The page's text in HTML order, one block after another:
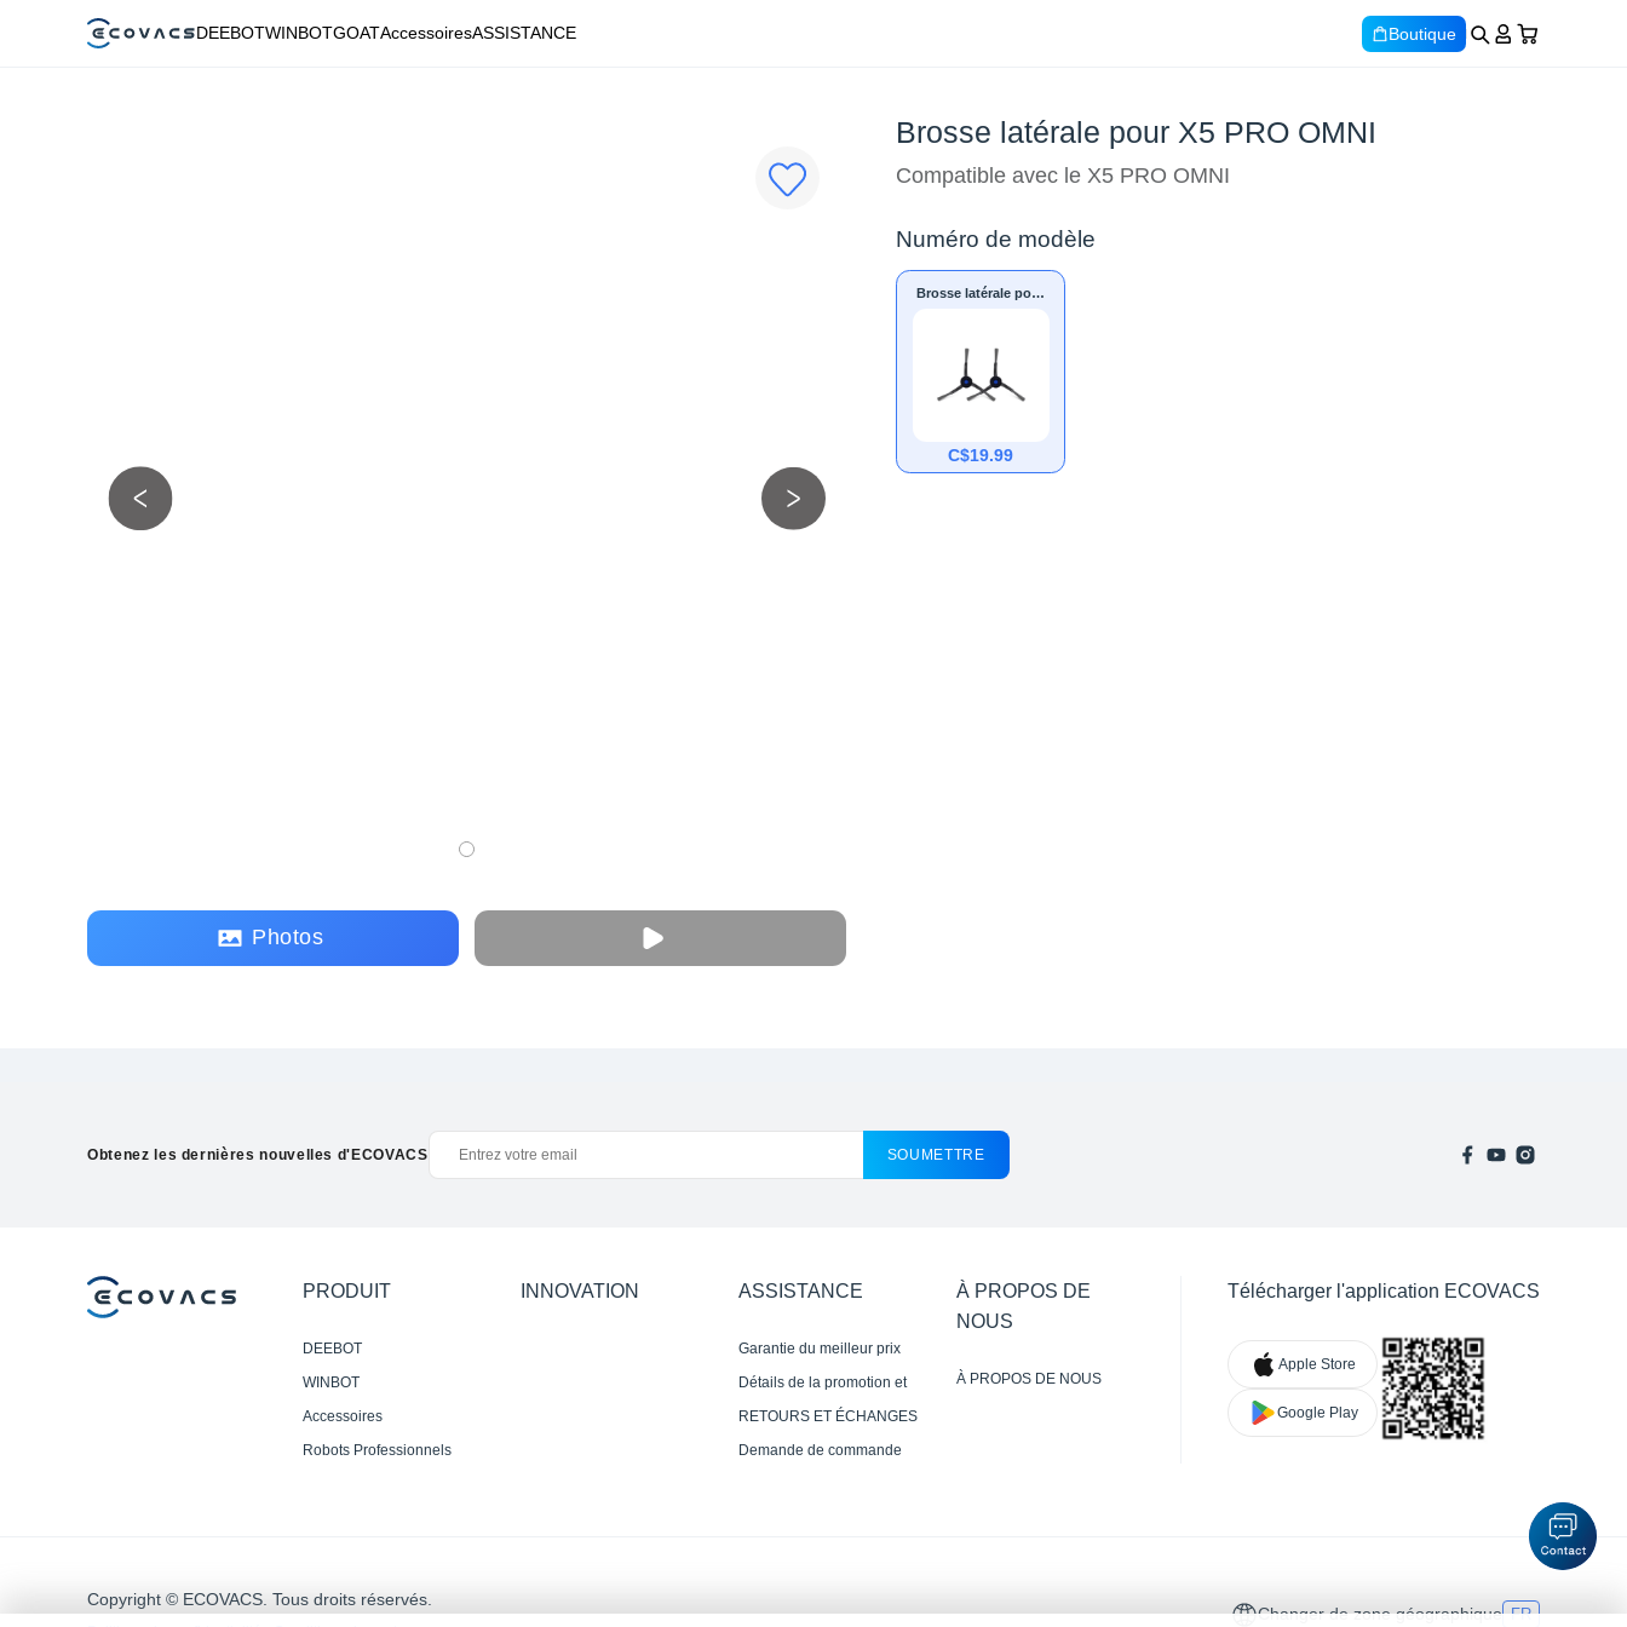
DEEBOTWINBOTGOATAccessoiresASSISTANCE Boutique
Photos
Brosse latérale pour X5 PRO OMNI
Compatible avec le X5 PRO OMNI
Numéro de modèle
Brosse latérale pour
C$19.99
Obtenez les dernières nouvelles d'ECOVACS SOUMETTRE
PRODUIT
DEEBOT
WINBOT
Accessoires
Robots Professionnels
INNOVATION ASSISTANCE
Garantie du meilleur prix
Détails de la promotion et
avis de non-responsabilité
RETOURS ET ÉCHANGES
Demande de commande
À PROPOS DE
NOUS
À PROPOS DE NOUS
Télécharger l'application ECOVACS
Apple Store
Google Play
Copyright © ECOVACS. Tous droits réservés.
Changer de zone géographique FR